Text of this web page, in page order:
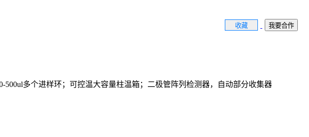
收藏 我要合作
500ul多个进样环；可控温大容量柱温箱；二极管阵列检测器，自动部分收集器